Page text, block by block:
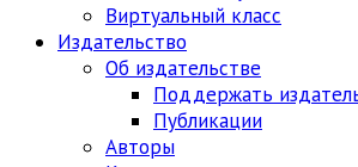
Виртуальный класс
Издательство
Об издательстве
Поддержать
Публикации
Авторы